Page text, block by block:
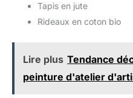
Tapis en jute
Rideaux en coton bio
Lire plus Tendance
peinture d'atelier